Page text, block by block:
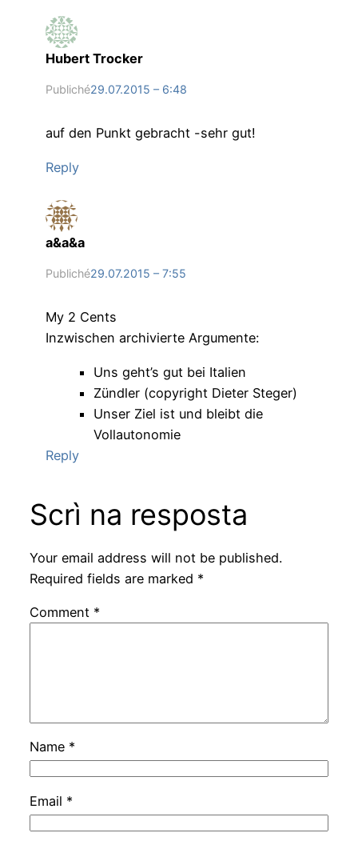
Hubert Trocker
Publiché29.07.2015 – 6:48
auf den Punkt gebracht -sehr gut!
Reply
a&a&a
Publiché29.07.2015 – 7:55
My 2 Cents
Inzwischen archivierte Argumente:
Uns geht’s gut bei Italien
Zündler (copyright Dieter Steger)
Unser Ziel ist und bleibt die
Vollautonomie
Reply
Scrì na resposta
Your email address will not be published.
Required fields are marked *
Comment *
Name *
Email *